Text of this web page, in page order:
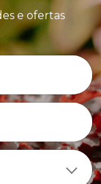
e ofertas